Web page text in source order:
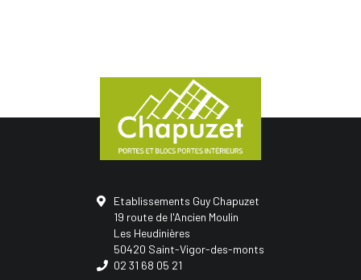
Etablissements Guy Chapuzet
19 route de l'Ancien Moulin
Les Heudinières
50420 Saint-Vigor-des-monts
02 31 68 05 21